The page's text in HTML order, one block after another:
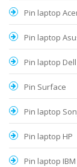
Pin laptop
Pin laptop
Pin laptop Dell
Pin Surface
Pin laptop
Pin laptop HP
Pin laptop